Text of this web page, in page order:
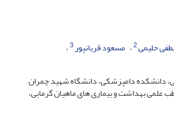
حلیمی2 مسعود قربانپور3
دانشکده دامپزشکی، دانشگاه شهید چمران
علمی بهداشت و بیماری های ماهیان گرمابی،